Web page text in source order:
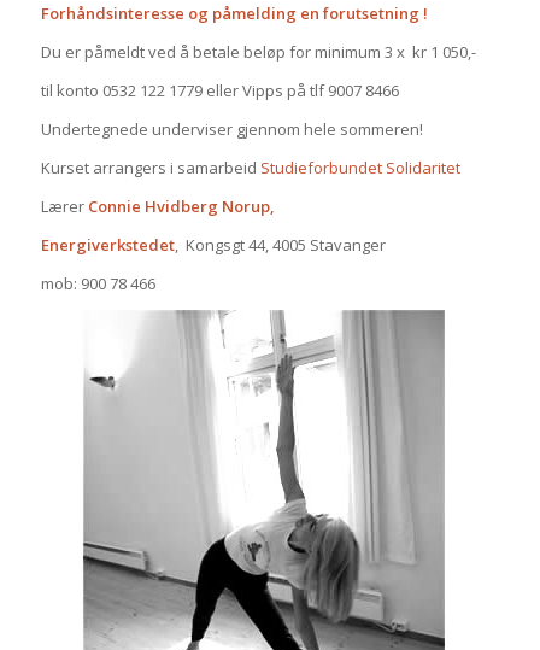
Forhåndsinteresse og påmelding en forutsetning !
Du er påmeldt ved å betale beløp for minimum 3 x kr 1 050,-
til konto 0532 122 1779 eller Vipps på tlf 9007 8466
Undertegnede underviser gjennom hele sommeren!
Kurset arrangers i samarbeid Studieforbundet Solidaritet
Lærer Connie Hvidberg Norup,
Energiverkstedet, Kongsgt 44, 4005 Stavanger
mob: 900 78 466